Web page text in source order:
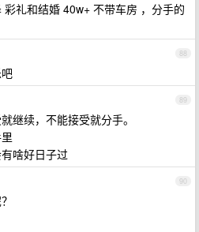
礼和结婚 40w+ 不带车房 ，分手的
88
89
继续，不能接受就分手。
啥好日子过
90